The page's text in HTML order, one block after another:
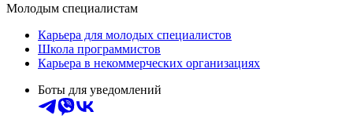
Молодым специалистам
Карьера для молодых специалистов
Школа программистов
Карьера в некоммерческих организациях
Боты для уведомлений